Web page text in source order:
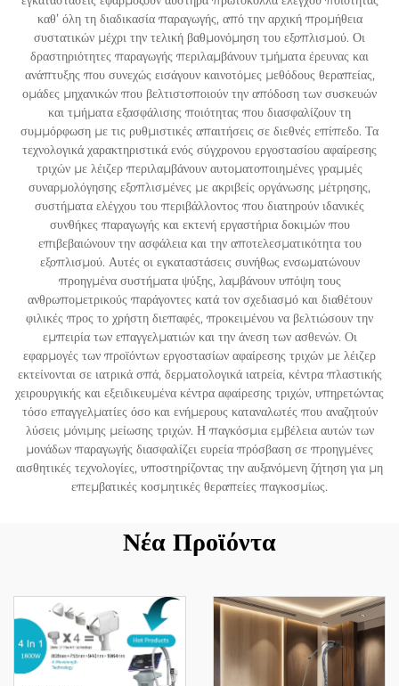
καθ’ όλη τη διαδικασία παραγωγής, από την αρχική προμήθεια
συστατικών μέχρι την τελική βαθμονόμηση του εξοπλισμού. Οι
δραστηριότητες παραγωγής περιλαμβάνουν τμήματα έρευνας και
ανάπτυξης που συνεχώς εισάγουν καινοτόμες μεθόδους θεραπείας,
ομάδες μηχανικών που βελτιστοποιούν την απόδοση των συσκευών
και τμήματα εξασφάλισης ποιότητας που διασφαλίζουν τη
συμμόρφωση με τις ρυθμιστικές απαιτήσεις σε διεθνές επίπεδο. Τα
τεχνολογικά χαρακτηριστικά ενός σύγχρονου εργοστασίου αφαίρεσης
τριχών με λέιζερ περιλαμβάνουν αυτοματοποιημένες γραμμές
συναρμολόγησης εξοπλισμένες με ακριβείς οργάνωσης μέτρησης,
συστήματα ελέγχου του περιβάλλοντος που διατηρούν ιδανικές
συνθήκες παραγωγής και εκτενή εργαστήρια δοκιμών που
επιβεβαιώνουν την ασφάλεια και την αποτελεσματικότητα του
εξοπλισμού. Αυτές οι εγκαταστάσεις συνήθως ενσωματώνουν
προηγμένα συστήματα ψύξης, λαμβάνουν υπόψη τους
ανθρωπομετρικούς παράγοντες κατά τον σχεδιασμό και διαθέτουν
φιλικές προς το χρήστη διεπαφές, προκειμένου να βελτιώσουν την
εμπειρία των επαγγελματιών και την άνεση των ασθενών. Οι
εφαρμογές των προϊόντων εργοστασίων αφαίρεσης τριχών με λέιζερ
εκτείνονται σε ιατρικά σπά, δερματολογικά ιατρεία, κέντρα πλαστικής
χειρουργικής και εξειδικευμένα κέντρα αφαίρεσης τριχών, υπηρετώντας
τόσο επαγγελματίες όσο και ενήμερους καταναλωτές που αναζητούν
λύσεις μόνιμης μείωσης τριχών. Η παγκόσμια εμβέλεια αυτών των
μονάδων παραγωγής διασφαλίζει ευρεία πρόσβαση σε προηγμένες
αισθητικές τεχνολογίες, υποστηρίζοντας την αυξανόμενη ζήτηση για μη
επεμβατικές κοσμητικές θεραπείες παγκοσμίως.
Νέα Προϊόντα